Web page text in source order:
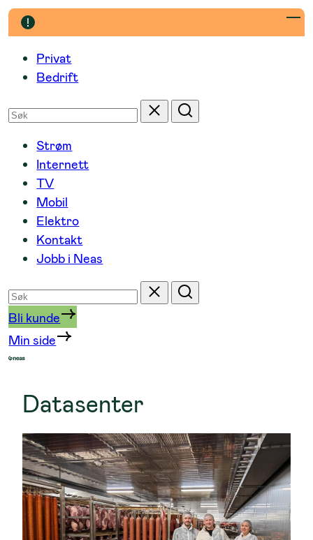
Hopp
til
innholdPrivat
Bedrift
Søk
etter
Tilbakestill
Søk
Strøm
Internett
TV
Mobil
Elektro
Kontakt
Jobb i Neas
Søk
etter
Tilbakestill
Søk
Bli kunde
Min side
Datasenter